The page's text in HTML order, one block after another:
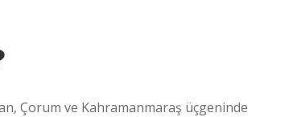
Çorum ve Kahramanmaraş üçgeninde